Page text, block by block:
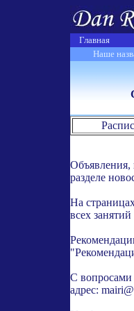
Главная
Наше
Объявления,
разделе
На
всех
С вопросами
адрес: